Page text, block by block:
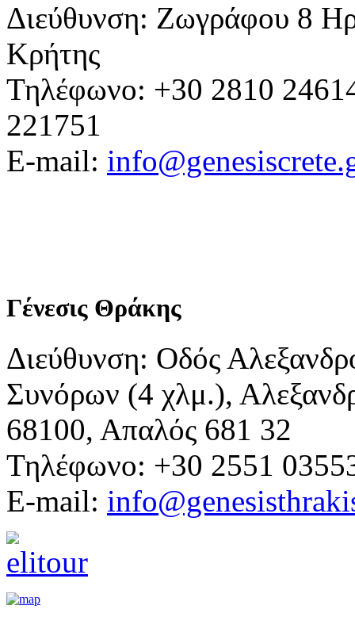
Διεύθυνση: Ζωγράφου 8
Κρήτης
Τηλέφωνο: +30 2810
221751
E-mail:
Γένεσις Θράκης
Διεύθυνση: Οδός
Συνόρων (4 χλμ.),
68100, Απαλός 681 32
Τηλέφωνο: +30 2551
E-mail: